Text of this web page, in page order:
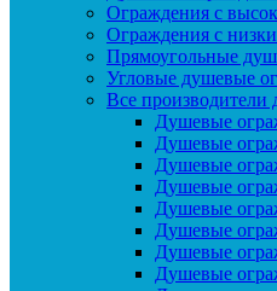
Ограждения с
Ограждения с
Прямоугольные
Угловые душевые
Все
Душевые
Душевые
Душевые
Душевые
Душевые
Душевые
Душевые
Душевые